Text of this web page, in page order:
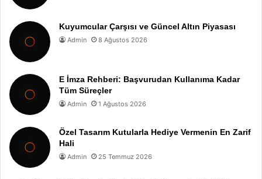
Kuyumcular Çarşısı ve Güncel Altın Piyasası
Admin 8 Ağustos 2026
E İmza Rehberi: Başvurudan Kullanıma Kadar
Tüm Süreçler
Admin 1 Ağustos 2026
Özel Tasarım Kutularla Hediye Vermenin En Zarif
Hali
Admin 25 Temmuz 2026